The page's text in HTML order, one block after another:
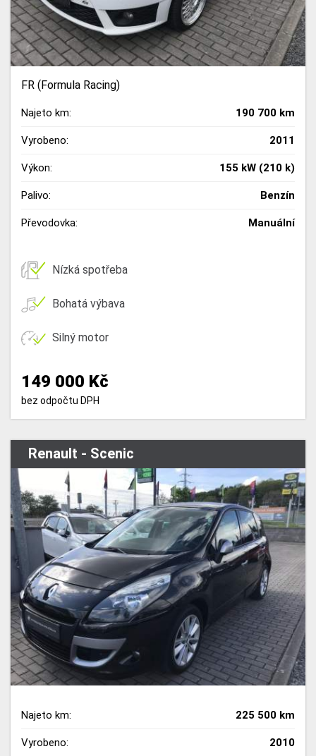
FR (Formula Racing)
Najeto km: 190 700 km
Vyrobeno: 2011
Výkon: 155 kW (210 k)
Palivo: Benzín
Převodovka: Manuální
Nízká spotřeba
Bohatá výbava
Silný motor
149 000 Kč
bez odpočtu DPH
Renault - Scenic
Najeto km: 225 500 km
Vyrobeno: 2010